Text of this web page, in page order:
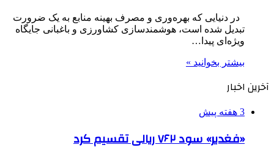
در دنیایی که بهره‌وری و مصرف بهینه منابع به یک ضرورت
تبدیل شده است، هوشمندسازی کشاورزی و باغبانی جایگاه
ویژه‌ای پیدا…
بیشتر بخوانید »
آخرین اخبار
3 هفته پیش
«فغدیر» سود ۷۶۲ ریالی تقسیم کرد